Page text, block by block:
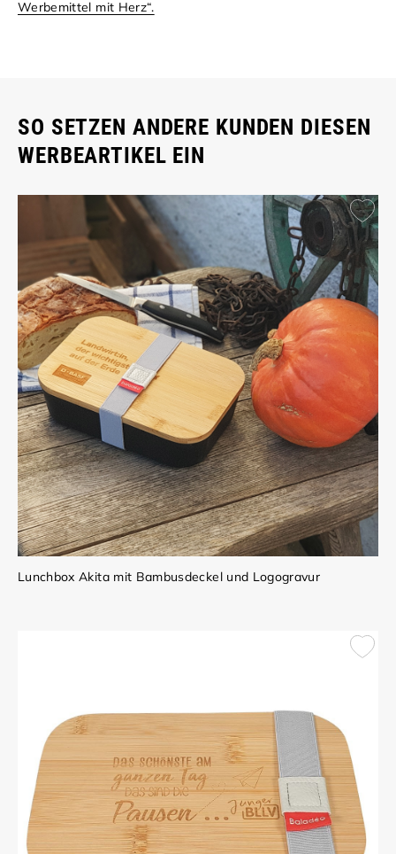
Werbemittel mit Herz“.
SO SETZEN ANDERE KUNDEN DIESEN
WERBEARTIKEL EIN
Lunchbox Akita mit Bambusdeckel und Logogravur